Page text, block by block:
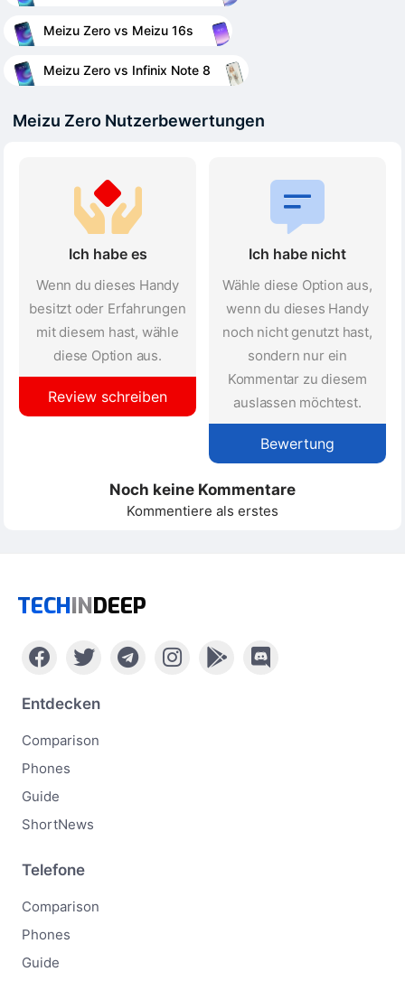
Meizu Zero vs Meizu 16s
Meizu Zero vs Infinix Note 8
Meizu Zero Nutzerbewertungen
Ich habe es
Wenn du dieses Handy
besitzt oder Erfahrungen
mit diesem hast, wähle
diese Option aus.
Review schreiben
Ich habe nicht
Wähle diese Option aus,
wenn du dieses Handy
noch nicht genutzt hast,
sondern nur ein
Kommentar zu diesem
auslassen möchtest.
Bewertung
Noch keine Kommentare
Kommentiere als erstes
TECHINDEEP
Entdecken
Comparison
Phones
Guide
ShortNews
Telefone
Comparison
Phones
Guide